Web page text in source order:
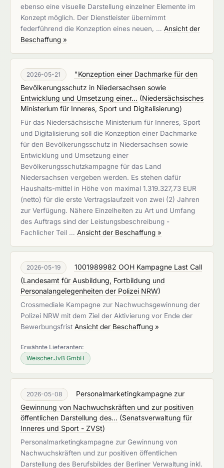
ebenso eine visuelle Darstellung einzelner Elemente im
Konzept möglich. Der Dienstleister übernimmt
federführend die Konzeption eines neuen, … Ansicht der
Beschaffung »
2026-05-21
"Konzeption einer Dachmarke für den
Bevölkerungsschutz in Niedersachsen sowie
Entwicklung und Umsetzung einer... (Niedersächsisches
Ministerium für Inneres, Sport und Digitalisierung)
Für das Niedersächsische Ministerium für Inneres, Sport
und Digitalisierung soll die Konzeption einer Dachmarke
für den Bevölkerungsschutz in Niedersachsen sowie
Entwicklung und Umsetzung einer
Bevölkerungsschutzkampagne für das Land
Niedersachsen vergeben werden. Es stehen dafür
Haushalts-mittel in Höhe von maximal 1.319.327,73 EUR
(netto) für die erste Vertragslaufzeit von zwei (2) Jahren
zur Verfügung. Nähere Einzelheiten zu Art und Umfang
des Auftrags sind der Leistungsbeschreibung -
Fachlicher Teil … Ansicht der Beschaffung »
2026-05-19
1001989982 OOH Kampagne Last Call
(Landesamt für Ausbildung, Fortbildung und
Personalangelegenheiten der Polizei NRW)
Crossmediale Kampagne zur Nachwuchsgewinnung der
Polizei NRW mit dem Ziel der Aktivierung vor Ende der
Bewerbungsfrist Ansicht der Beschaffung »
Erwähnte Lieferanten:
Weischer.JvB GmbH
2026-05-08
Personalmarketingkampagne zur
Gewinnung von Nachwuchskräften und zur positiven
öffentlichen Darstellung des... (Senatsverwaltung für
Inneres und Sport - ZVSt)
Personalmarketingkampagne zur Gewinnung von
Nachwuchskräften und zur positiven öffentlichen
Darstellung des Berufsbildes der Berliner Verwaltung inkl.